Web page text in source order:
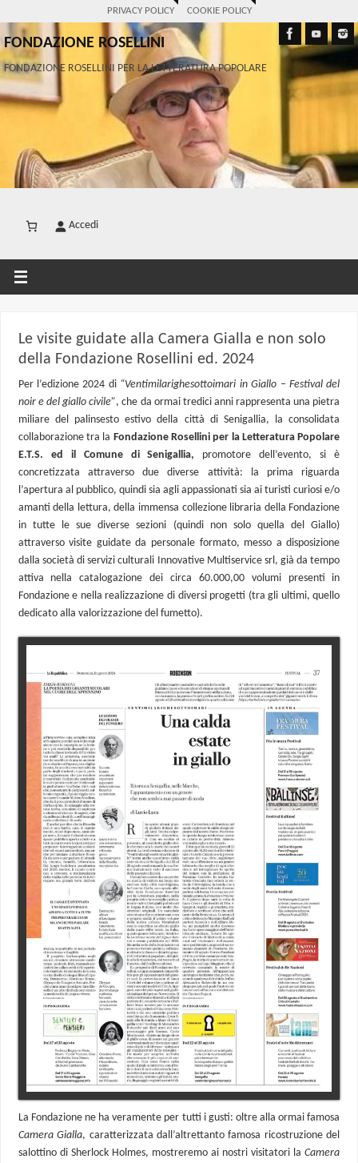
PRIVACY POLICY COOKIE POLICY
FONDAZIONE ROSELLINI
FONDAZIONE ROSELLINI PER LA LETTERATURA POPOLARE
Accedi
Le visite guidate alla Camera Gialla e non solo
della Fondazione Rosellini ed. 2024
Per l’edizione 2024 di “Ventimilarighesottoimari in Giallo – Festival del
noir e del giallo civile”, che da ormai tredici anni rappresenta una pietra
miliare del palinsesto estivo della città di Senigallia, la consolidata
collaborazione tra la Fondazione Rosellini per la Letteratura Popolare
E.T.S. ed il Comune di Senigallia, promotore dell’evento, si è
concretizzata attraverso due diverse attività: la prima riguarda
l’apertura al pubblico, quindi sia agli appassionati sia ai turisti curiosi e/o
amanti della lettura, della immensa collezione libraria della Fondazione
in tutte le sue diverse sezioni (quindi non solo quella del Giallo)
attraverso visite guidate da personale formato, messo a disposizione
dalla società di servizi culturali Innovative Multiservice srl, già da tempo
attiva nella catalogazione dei circa 60.000,00 volumi presenti in
Fondazione e nella realizzazione di diversi progetti (tra gli ultimi, quello
dedicato alla valorizzazione del fumetto).
La Fondazione ne ha veramente per tutti i gusti: oltre alla ormai famosa
Camera Gialla, caratterizzata dall’altrettanto famosa ricostruzione del
salottino di Sherlock Holmes, mostreremo ai nostri visitatori laCamera